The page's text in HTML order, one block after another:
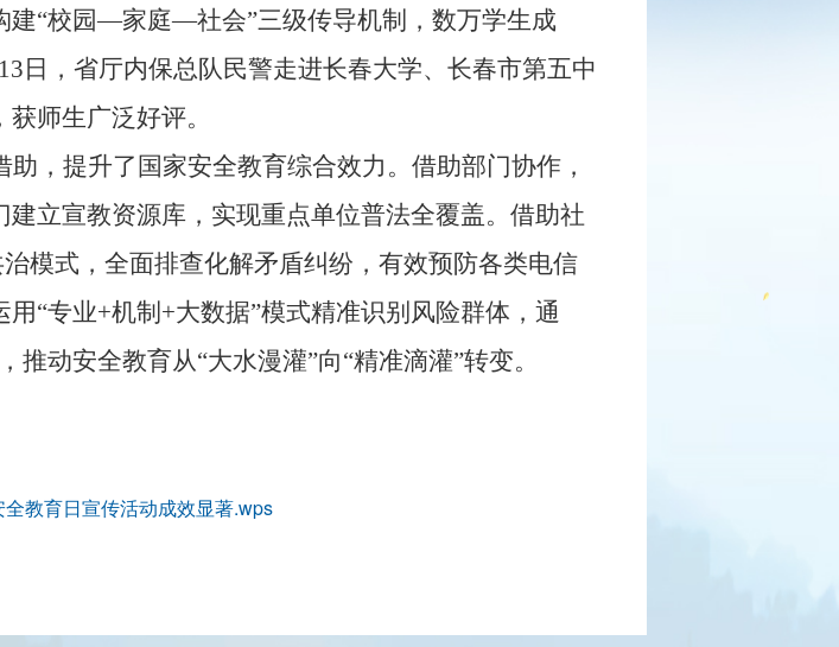
建“校园—家庭—社会”三级传导机制，数万学生成
日，省厅内保总队民警走进长春大学、长春市第五中
师生广泛好评。
，提升了国家安全教育综合效力。借助部门协作，
立宣教资源库，实现重点单位普法全覆盖。借助社
模式，全面排查化解矛盾纠纷，有效预防各类电信
“专业+机制+大数据”模式精准识别风险群体，通
推动安全教育从“大水漫灌”向“精准滴灌”转变。
教育日宣传活动成效显著.wps